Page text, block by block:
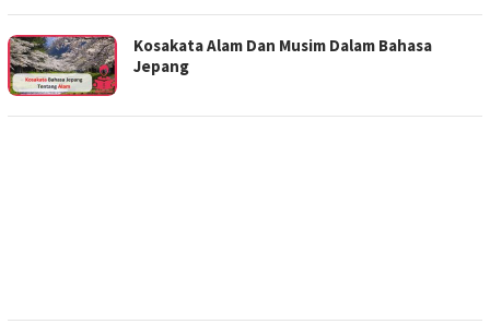
Kosakata Alam Dan Musim Dalam Bahasa
Jepang